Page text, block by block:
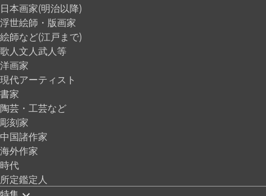
日本画家(明治以降)
浮世絵師・版画家
絵師など(江戸まで)
歌人文人武人等
洋画家
現代アーティスト
書家
陶芸・工芸など
彫刻家
中国諸作家
海外作家
時代
所定鑑定人